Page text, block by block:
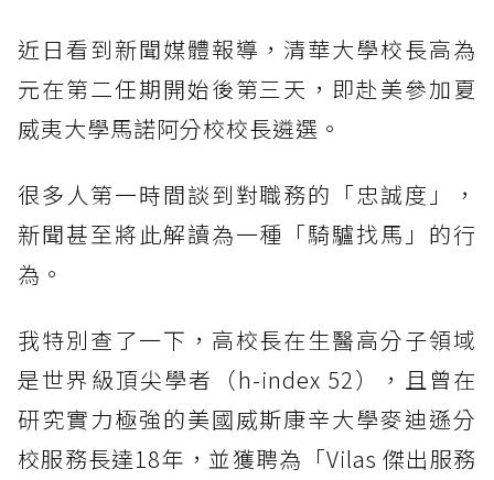
近日看到新聞媒體報導，清華大學校長高為
元在第二任期開始後第三天，即赴美參加夏
威夷大學馬諾阿分校校長遴選。
很多人第一時間談到對職務的「忠誠度」，
新聞甚至將此解讀為一種「騎驢找馬」的行
為。
我特別查了一下，高校長在生醫高分子領域
是世界級頂尖學者（h-index 52），且曾在
研究實力極強的美國威斯康辛大學麥迪遜分
校服務長達18年，並獲聘為「Vilas 傑出服務